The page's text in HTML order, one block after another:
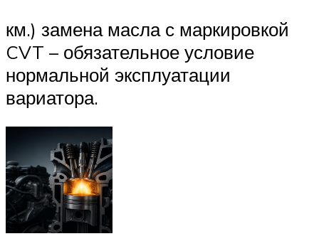
км.) замена масла с маркировкой
CVT – обязательное условие
нормальной эксплуатации
вариатора.